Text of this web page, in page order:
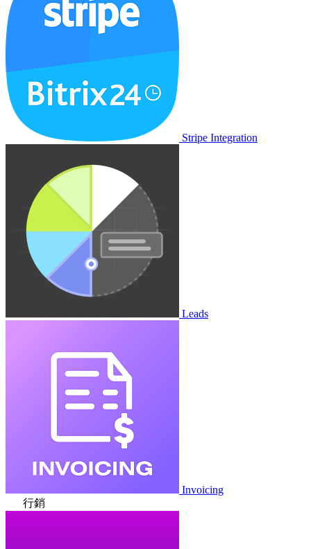
Stripe Integration
Leads
Invoicing
行銷